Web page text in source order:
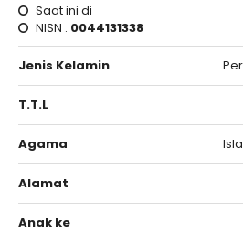
Saat ini di
NISN : 0044131338
Jenis Kelamin
T.T.L
Agama
Alamat
Anak ke